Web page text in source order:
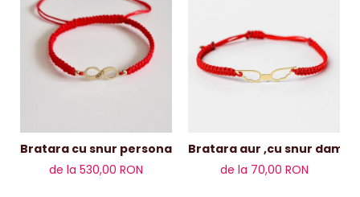
Bratara cu snur personalizata infinit și bile de aur 14k
de la 530,00 RON
Bratara aur
de la 70,00 RON